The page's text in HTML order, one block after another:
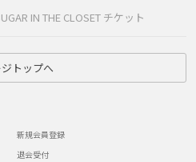
IN THE CLOSET チケット
トップへ
新規会員登録
退会受付